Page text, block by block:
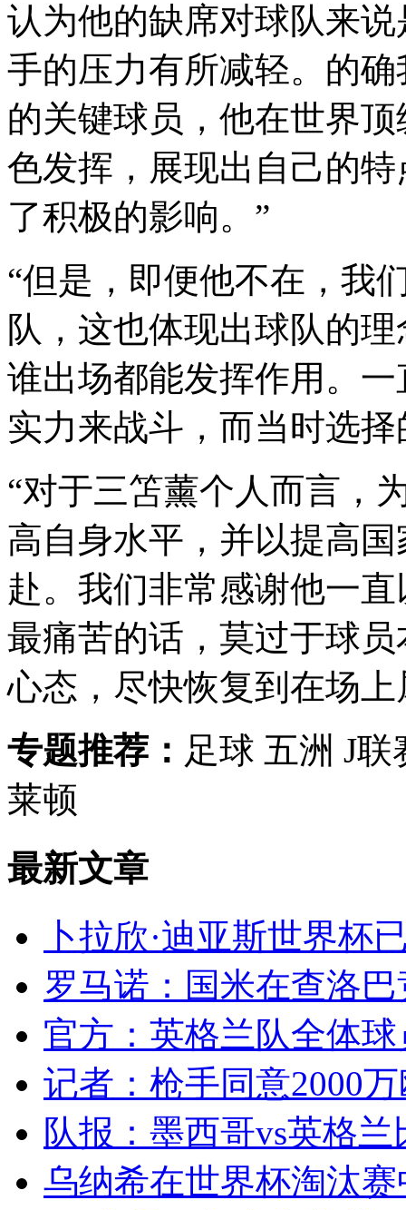
认为他的缺席对球队来
手的压力有所减轻。的
的关键球员，他在世界
色发挥，展现出自己的
了积极的影响。”
“但是，即便他不在，我
队，这也体现出球队的
谁出场都能发挥作用。
实力来战斗，而当时选
“对于三笘薰个人而言，
高自身水平，并以提高
赴。我们非常感谢他一
最痛苦的话，莫过于球
心态，尽快恢复到在场
专题推荐： 足球 五洲 J
莱顿
最新文章
卜拉欣·迪亚斯世界杯
罗马诺：国米在查洛
官方：英格兰队全体
记者：枪手同意2000
队报：墨西哥vs英格
乌纳希在世界杯淘汰